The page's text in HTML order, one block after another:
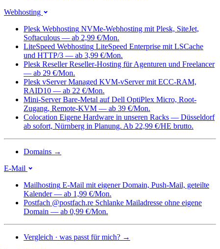
Webhosting
Plesk Webhosting NVMe-Webhosting mit Plesk, SiteJet,
Softaculous — ab 2,99 €/Mon.
LiteSpeed Webhosting LiteSpeed Enterprise mit LSCache
und HTTP/3 — ab 3,99 €/Mon.
Plesk Reseller Reseller-Hosting für Agenturen und Freelancer
— ab 29 €/Mon.
Plesk vServer Managed KVM-vServer mit ECC-RAM,
RAID10 — ab 22 €/Mon.
Mini-Server Bare-Metal auf Dell OptiPlex Micro, Root-
Zugang, Remote-KVM — ab 39 €/Mon.
Colocation Eigene Hardware in unseren Racks — Düsseldorf
ab sofort, Nürnberg in Planung. Ab 22,99 €/HE brutto.
Domains →
E-Mail
Mailhosting E-Mail mit eigener Domain, Push-Mail, geteilte
Kalender — ab 1,99 €/Mon.
Postfach @postfach.re Schlanke Mailadresse ohne eigene
Domain — ab 0,99 €/Mon.
Vergleich · was passt für mich? →